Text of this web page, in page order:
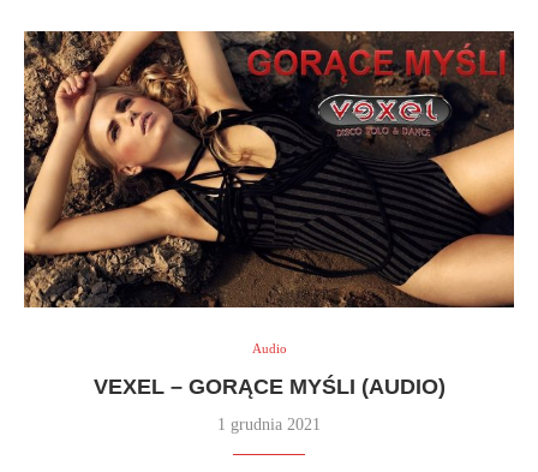
Audio
VEXEL – GORĄCE MYŚLI (AUDIO)
1 grudnia 2021